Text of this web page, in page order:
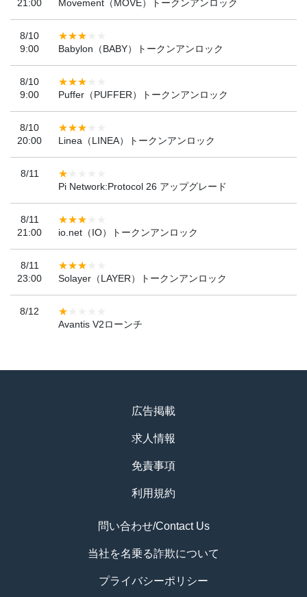
21:00
Movement（MOVE）トークンアンロック
8/10
9:00
Babylon（BABY）トークンアンロック
8/10
9:00
Puffer（PUFFER）トークンアンロック
8/10
20:00
Linea（LINEA）トークンアンロック
8/11
Pi Network:Protocol 26 アップグレード
8/11
21:00
io.net（IO）トークンアンロック
8/11
23:00
Solayer（LAYER）トークンアンロック
8/12
Avantis V2ローンチ
広告掲載
求人情報
免責事項
利用規約
問い合わせ/Contact Us
当社を名乗る詐欺について
プライバシーポリシー